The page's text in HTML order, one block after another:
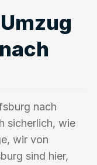
nach
sicherlich, wie
wir von
sind hier,